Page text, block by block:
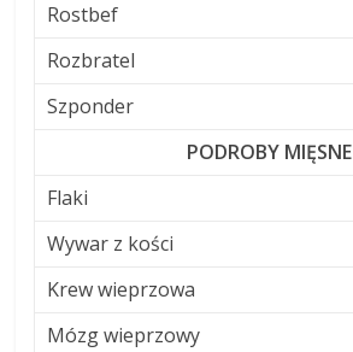
Rostbef
Rozbratel
Szponder
PODROBY MIĘSNE
Flaki
Wywar z kości
Krew wieprzowa
Mózg wieprzowy